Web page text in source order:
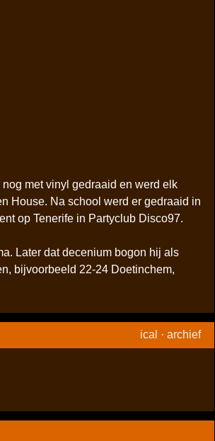
met vinyl gedraaid en werd elk
House. Na school werd er gedraaid in
op Tenerife in Partyclub Disco97.
Later dat decenium bogon hij als
bijvoorbeeld 22-24 Doetinchem,
ical · archief